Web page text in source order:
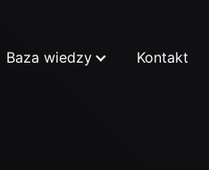
Baza wiedzy Kontakt